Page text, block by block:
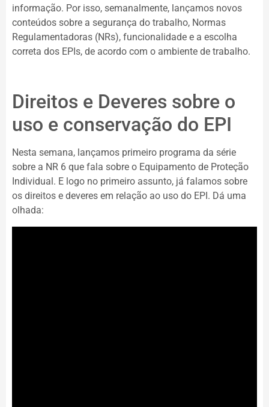
informação. Por isso, semanalmente, lançamos novos
conteúdos sobre a segurança do trabalho, Normas
Regulamentadoras (NRs), funcionalidade e a escolha
correta dos EPIs, de acordo com o ambiente de trabalho.
Direitos e Deveres sobre o
uso e conservação do EPI
Nesta semana, lançamos primeiro programa da série
sobre a NR 6 que fala sobre o Equipamento de Proteção
Individual. E logo no primeiro assunto, já falamos sobre
os direitos e deveres em relação ao uso do EPI. Dá uma
olhada: